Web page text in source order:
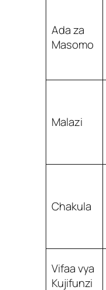
Ada za
Masomo
Malazi
Chakula
Vifaa vya
Kujifunzi